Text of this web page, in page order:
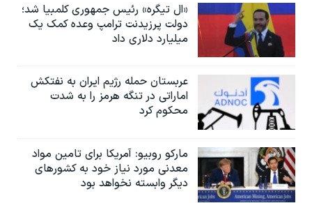
«ال تیگره» رئیس جمهوری کلمبیا شد؛
دولت پرزیدنت ترامپ وعده کمک یک
میلیارد دلاری داد
عربستان حمله رژیم ایران به نفتکش
اماراتی در تنگه هرمز را به‌ شدت
محکوم کرد
مارکو روبیو: آمریکا برای تامین مواد
معدنی مورد نیاز خود به کشورهای
دیگر وابسته نخواهد بود